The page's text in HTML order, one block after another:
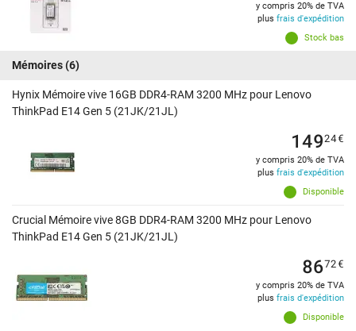
Stock bas
y compris 20% de TVA
plus frais d'expédition
Mémoires(6)
Hynix Mémoire vive 16GB DDR4-RAM 3200 MHz pour Lenovo
ThinkPad E14 Gen 5 (21JK/21JL)
Disponible
14924€
y compris 20% de TVA
plus frais d'expédition
Crucial Mémoire vive 8GB DDR4-RAM 3200 MHz pour Lenovo
ThinkPad E14 Gen 5 (21JK/21JL)
Disponible
8672€
y compris 20% de TVA
plus frais d'expédition